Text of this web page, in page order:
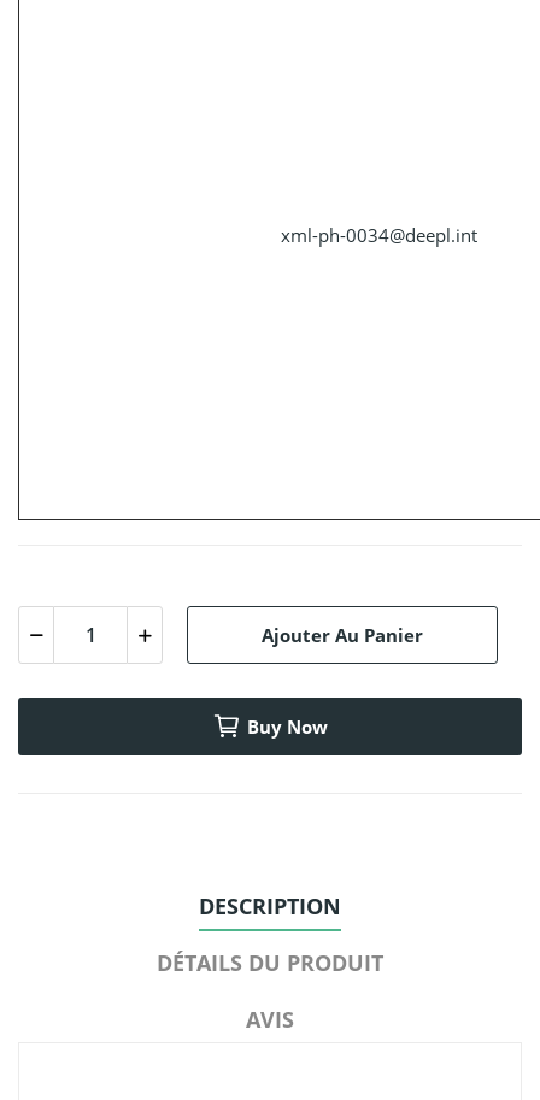
xml-ph-0034@deepl.int
Ajouter Au Panier
Buy Now
DESCRIPTION
DÉTAILS DU PRODUIT
AVIS